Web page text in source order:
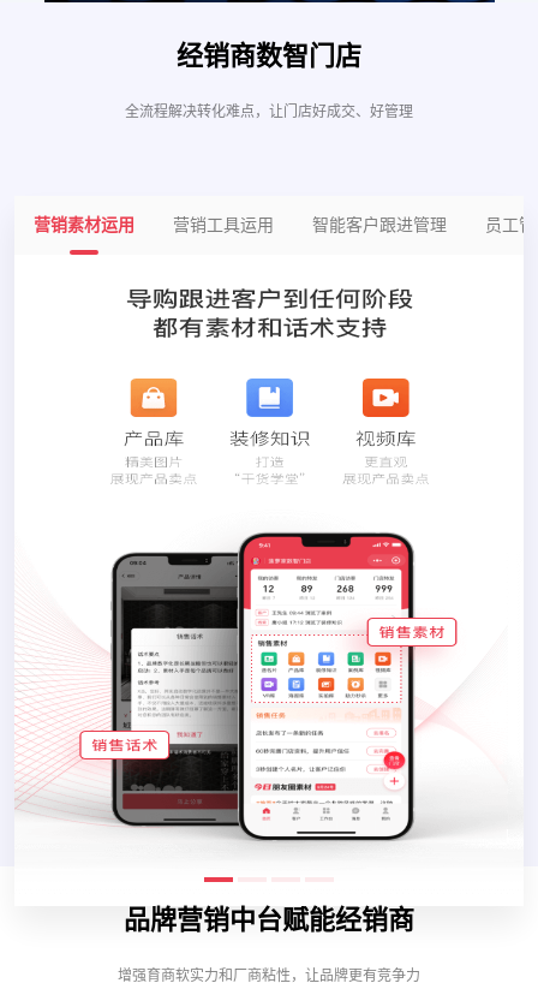
经销商数智门店
全流程解决转化难点，让门店好成交、好管理
营销素材运用 营销工具运用 智能客户跟进管理 员工
品牌营销中台赋能经销商
增强育商软实力和厂商粘性，让品牌更有竞争力